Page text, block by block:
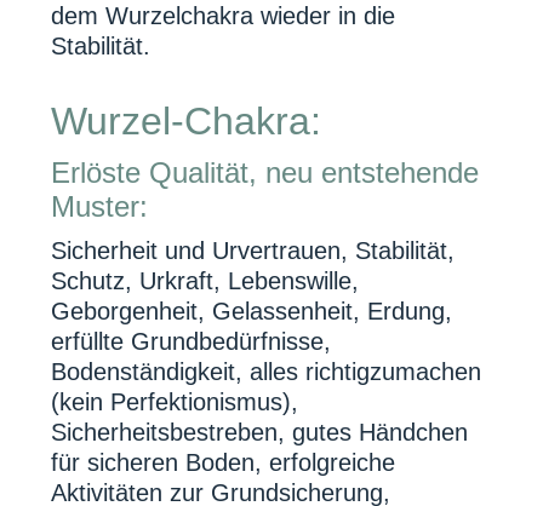
dem Wurzelchakra wieder in die
Stabilität.
Wurzel-Chakra:
Erlöste Qualität, neu entstehende
Muster:
Sicherheit und Urvertrauen, Stabilität,
Schutz, Urkraft, Lebenswille,
Geborgenheit, Gelassenheit, Erdung,
erfüllte Grundbedürfnisse,
Bodenständigkeit, alles richtigzumachen
(kein Perfektionismus),
Sicherheitsbestreben, gutes Händchen
für sicheren Boden, erfolgreiche
Aktivitäten zur Grundsicherung,